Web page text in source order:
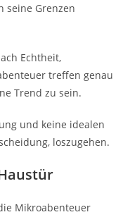
seine Grenzen
Echtheit,
treffen genau
Trend zu sein.
und keine idealen
loszugehen.
Mikroabenteuer